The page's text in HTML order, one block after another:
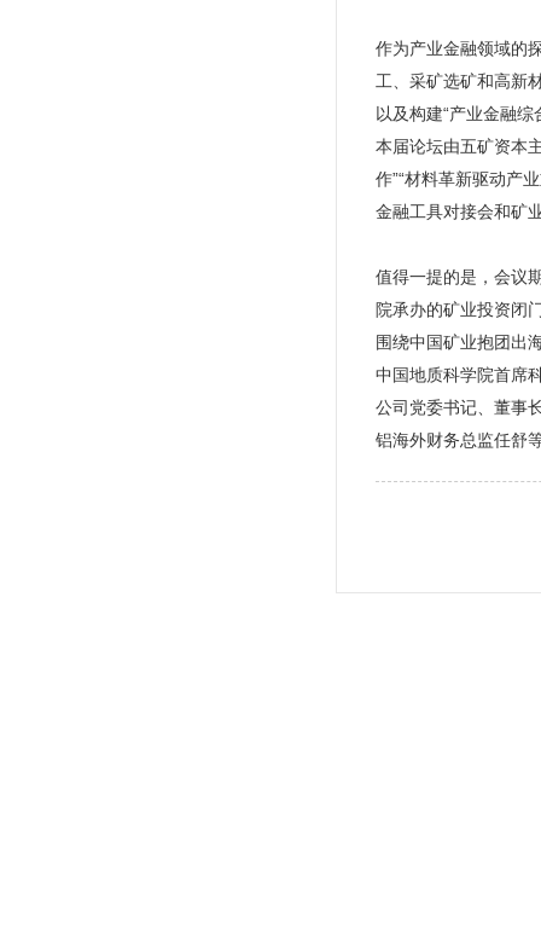
作为产业金融领域的
工、采矿选矿和高新
以及构建“产业金融
本届论坛由五矿资本
作”“材料革新驱动产
金融工具对接会和矿
值得一提的是，会议
院承办的矿业投资闭
围绕中国矿业抱团出
中国地质科学院首席
公司党委书记、董事
铝海外财务总监任舒